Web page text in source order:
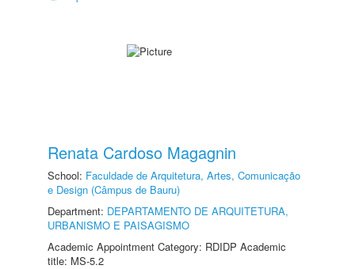
Renata Cardoso Magagnin
School: Faculdade de Arquitetura, Artes, Comunicação
e Design (Câmpus de Bauru)
Department: DEPARTAMENTO DE ARQUITETURA,
URBANISMO E PAISAGISMO
Academic Appointment Category: RDIDP Academic
title: MS-5.2